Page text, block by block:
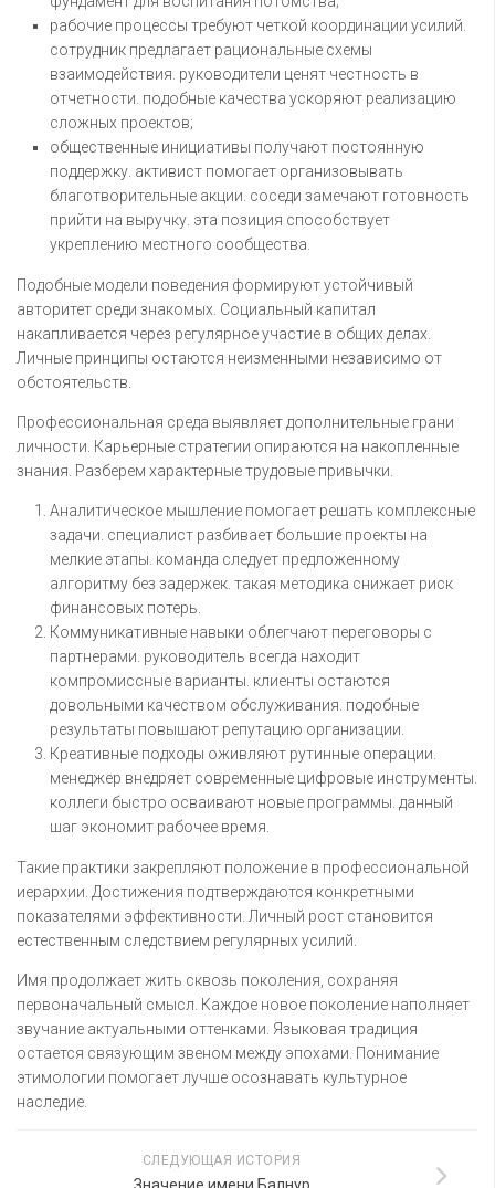
рабочие процессы требуют четкой координации усилий.
сотрудник предлагает рациональные схемы
взаимодействия. руководители ценят честность в
отчетности. подобные качества ускоряют реализацию
сложных проектов;
общественные инициативы получают постоянную
поддержку. активист помогает организовывать
благотворительные акции. соседи замечают готовность
прийти на выручку. эта позиция способствует
укреплению местного сообщества.
Подобные модели поведения формируют устойчивый
авторитет среди знакомых. Социальный капитал
накапливается через регулярное участие в общих делах.
Личные принципы остаются неизменными независимо от
обстоятельств.
Профессиональная среда выявляет дополнительные грани
личности. Карьерные стратегии опираются на накопленные
знания. Разберем характерные трудовые привычки.
Аналитическое мышление помогает решать комплексные
задачи. специалист разбивает большие проекты на
мелкие этапы. команда следует предложенному
алгоритму без задержек. такая методика снижает риск
финансовых потерь.
Коммуникативные навыки облегчают переговоры с
партнерами. руководитель всегда находит
компромиссные варианты. клиенты остаются
довольными качеством обслуживания. подобные
результаты повышают репутацию организации.
Креативные подходы оживляют рутинные операции.
менеджер внедряет современные цифровые инструменты.
коллеги быстро осваивают новые программы. данный
шаг экономит рабочее время.
Такие практики закрепляют положение в профессиональной
иерархии. Достижения подтверждаются конкретными
показателями эффективности. Личный рост становится
естественным следствием регулярных усилий.
Имя продолжает жить сквозь поколения, сохраняя
первоначальный смысл. Каждое новое поколение наполняет
звучание актуальными оттенками. Языковая традиция
остается связующим звеном между эпохами. Понимание
этимологии помогает лучше осознавать культурное
наследие.
СЛЕДУЮЩАЯ ИСТОРИЯ